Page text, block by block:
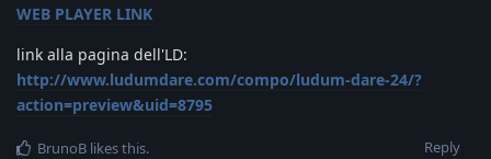
WEB PLAYER LINK
link alla pagina dell'LD:
http://www.ludumdare.com/compo/ludum-dare-24/?
action=preview&uid=8795
Reply
BrunoB likes this.